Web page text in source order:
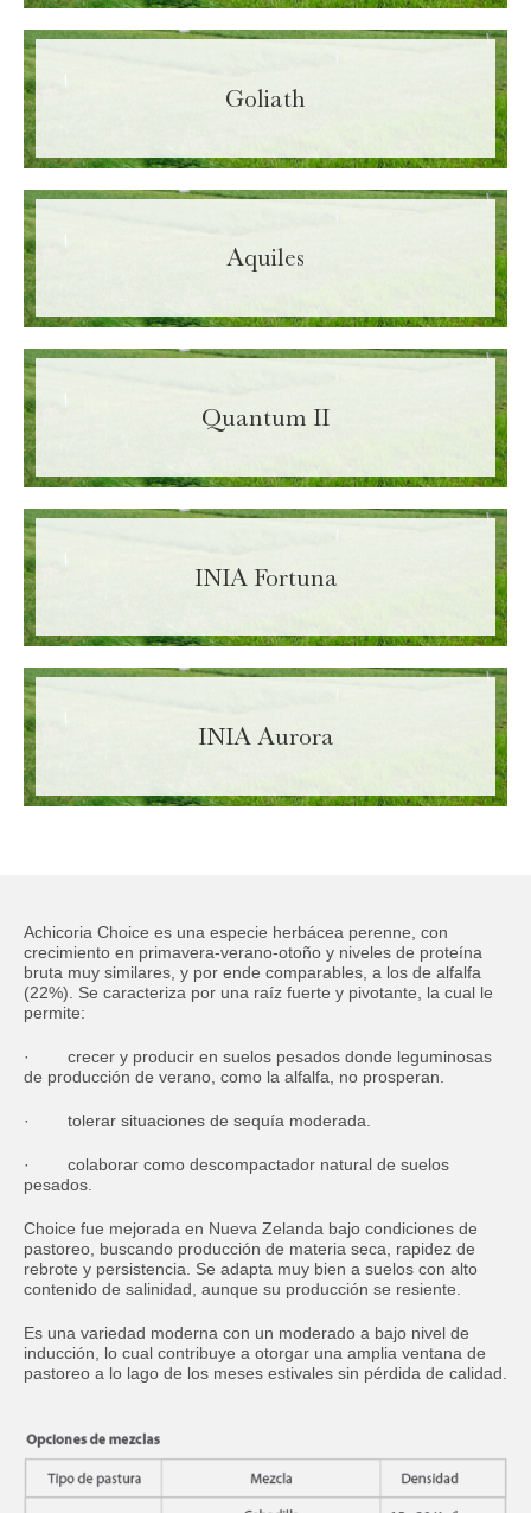
Goliath
Aquiles
Quantum II
INIA Fortuna
INIA Aurora
Achicoria Choice es una especie herbácea perenne, con
crecimiento en primavera-verano-otoño y niveles de proteína
bruta muy similares, y por ende comparables, a los de alfalfa
(22%). Se caracteriza por una raíz fuerte y pivotante, la cual le
permite:
· crecer y producir en suelos pesados donde leguminosas
de producción de verano, como la alfalfa, no prosperan.
· tolerar situaciones de sequía moderada.
· colaborar como descompactador natural de suelos
pesados.
Choice fue mejorada en Nueva Zelanda bajo condiciones de
pastoreo, buscando producción de materia seca, rapidez de
rebrote y persistencia. Se adapta muy bien a suelos con alto
contenido de salinidad, aunque su producción se resiente.
Es una variedad moderna con un moderado a bajo nivel de
inducción, lo cual contribuye a otorgar una amplia ventana de
pastoreo a lo lago de los meses estivales sin pérdida de calidad.
Correo Obligatorio
Actividad
ACEPTAR